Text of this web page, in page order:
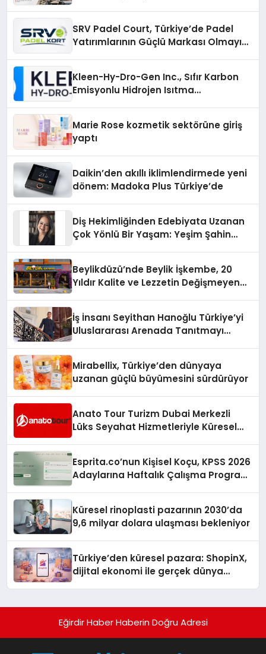
SRV Padel Court, Türkiye’de Padel
Yatırımlarının Güçlü Markası Olmayı
Kleen-Hy-Dro-Gen Inc., Sıfır Karbon
Emisyonlu Hidrojen Isıtma
Marie Rose kozmetik sektörüne giriş
yaptı
Daikin’den akıllı iklimlendirmede yeni
dönem: Madoka Plus Türkiye’de
Diş Hekimliğinden Edebiyata Uzanan
Çok Yönlü Bir Yaşam: Yeşim Şahin
Beylikdüzü’nde Beylik İşkembe, 20
Yıldır Kalite ve Lezzetin Değişmeyen
İş İnsanı Seyithan Hanoğlu Türkiye’yi
Uluslararası Arenada Tanıtmayı
Mirabellix, Türkiye’den dünyaya
uzanan güçlü büyümesini sürdürüyor
Anato Tour Turizm Dubai Merkezli
Lüks Seyahat Hizmetleriyle Küresel
Esprita.co’nun Kişisel Koçu, KPSS 2026
Adaylarına Haftalık Çalışma Programı
Küresel rinoplasti pazarının 2030’da
9,6 milyar dolara ulaşması bekleniyor
Türkiye’den küresel pazara: ShopinX,
dijital ekonomi ile gerçek dünya
Eğirdir Haber Haberin Doğru Adresi